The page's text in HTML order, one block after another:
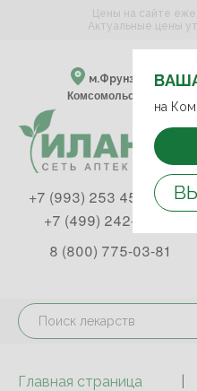
м.Фрунзенская
Комсомольский пр-т, д.
на
Цены на сайте
Актуальные цены
+7 (993) 253 45 93
+7 (499) 242-90-85
8 (800) 775-03-81
Главная страница